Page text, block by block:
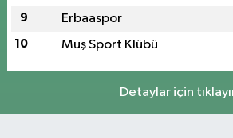
9 Erbaaspor
10 Muş Sport Klübü
Detaylar için